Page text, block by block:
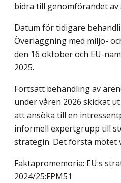
bidra till genomförandet av
Datum för tidigare
Överläggning med miljö-
den 16 oktober och EU-
2025.
Fortsatt behandling av
under våren 2026 skickat
att ansöka till en
informell expertgrupp till
strategin. Det första mötet
Faktapromemoria: EU:s
2024/25:FPM51